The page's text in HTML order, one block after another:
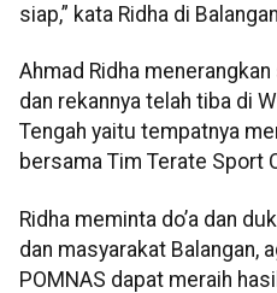
siap,” kata Ridha di
Ahmad Ridha
dan rekannya telah tiba di
Tengah yaitu tempatnya
bersama Tim Terate Sport
Ridha meminta do’a dan
dan masyarakat Balangan,
POMNAS dapat meraih